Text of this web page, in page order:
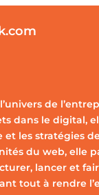
de
dans le digital,
les stratégies
du web, elle
lancer et
tout à rendre